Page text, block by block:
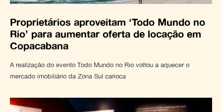
Proprietários aproveitam ‘Todo Mundo no
Rio’ para aumentar oferta de locação em
Copacabana
A realização do evento Todo Mundo no Rio voltou a aquecer o
mercado imobiliário da Zona Sul carioca